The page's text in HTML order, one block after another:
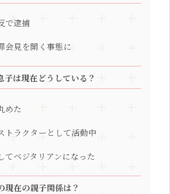
で逮捕
会見を開く事態に
子は現在どうしている？
めた
トラクターとして活動中
てベジタリアンになった
現在の親子関係は？